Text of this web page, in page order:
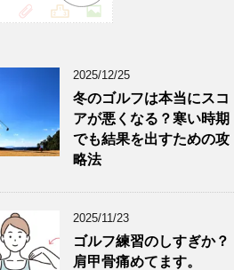
2025/12/25
冬のゴルフは本当にスコ
アが悪くなる？寒い時期
でも結果を出すための攻
略法
2025/11/23
ゴルフ練習のしすぎか？
肩甲骨痛めてます。